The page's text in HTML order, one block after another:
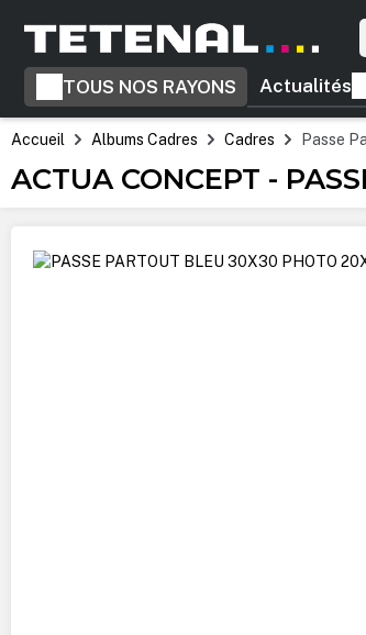
Passer à la navigation principale
TOUS NOS RAYONS Actualités
Accueil Albums Cadres Cadres Passe
ACTUA CONCEPT -
Ignorer la galerie d'images